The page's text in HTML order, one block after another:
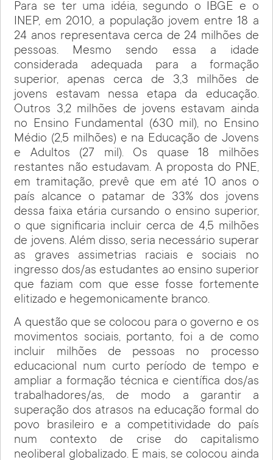
Para se ter uma idéia, segundo o IBGE e o
INEP, em 2010, a população jovem entre 18 a
24 anos representava cerca de 24 milhões de
pessoas. Mesmo sendo essa a idade
considerada adequada para a formação
superior, apenas cerca de 3,3 milhões de
jovens estavam nessa etapa da educação.
Outros 3,2 milhões de jovens estavam ainda
no Ensino Fundamental (630 mil), no Ensino
Médio (2,5 milhões) e na Educação de Jovens
e Adultos (27 mil). Os quase 18 milhões
restantes não estudavam. A proposta do PNE,
em tramitação, prevê que em até 10 anos o
país alcance o patamar de 33% dos jovens
dessa faixa etária cursando o ensino superior,
o que significaria incluir cerca de 4,5 milhões
de jovens. Além disso, seria necessário superar
as graves assimetrias raciais e sociais no
ingresso dos/as estudantes ao ensino superior
que faziam com que esse fosse fortemente
elitizado e hegemonicamente branco.
A questão que se colocou para o governo e os
movimentos sociais, portanto, foi a de como
incluir milhões de pessoas no processo
educacional num curto período de tempo e
ampliar a formação técnica e científica dos/as
trabalhadores/as, de modo a garantir a
superação dos atrasos na educação formal do
povo brasileiro e a competitividade do país
num contexto de crise do capitalismo
neoliberal globalizado. E mais, se colocou ainda